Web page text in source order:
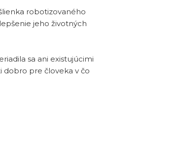
robotizovaného
jeho životných
sa ani existujúcimi
dobro pre človeka v čo